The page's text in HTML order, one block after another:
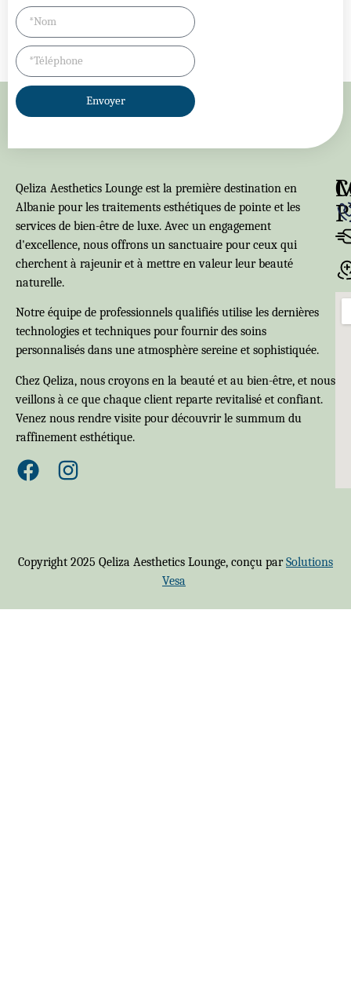
Envoyer
Qeliza Aesthetics Lounge est la première destination en
Albanie pour les traitements esthétiques de pointe et les
services de bien-être de luxe. Avec un engagement
d'excellence, nous offrons un sanctuaire pour ceux qui
cherchent à rajeunir et à mettre en valeur leur beauté
naturelle.
Notre équipe de professionnels qualifiés utilise les dernières
technologies et techniques pour fournir des soins
personnalisés dans une atmosphère sereine et sophistiquée.
Chez Qeliza, nous croyons en la beauté et au bien-être, et nous
veillons à ce que chaque client reparte revitalisé et confiant.
Venez nous rendre visite pour découvrir le summum du
raffinement esthétique.
Copyright 2025 Qeliza Aesthetics Lounge, conçu parSolutions
Vesa